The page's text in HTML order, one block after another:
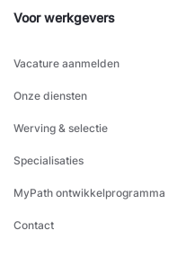
Voor werkgevers
Vacature aanmelden
Onze diensten
Werving & selectie
Specialisaties
MyPath ontwikkelprogramma
Contact